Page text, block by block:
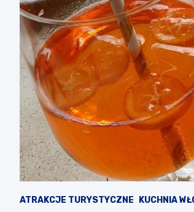
ATRAKCJE TURYSTYCZNE KUCHNIA